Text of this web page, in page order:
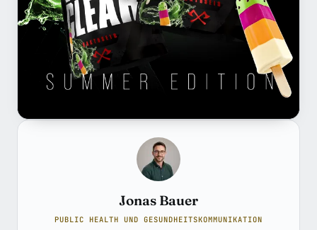
Jonas Bauer
PUBLIC HEALTH UND GESUNDHEITSKOMMUNIKATION